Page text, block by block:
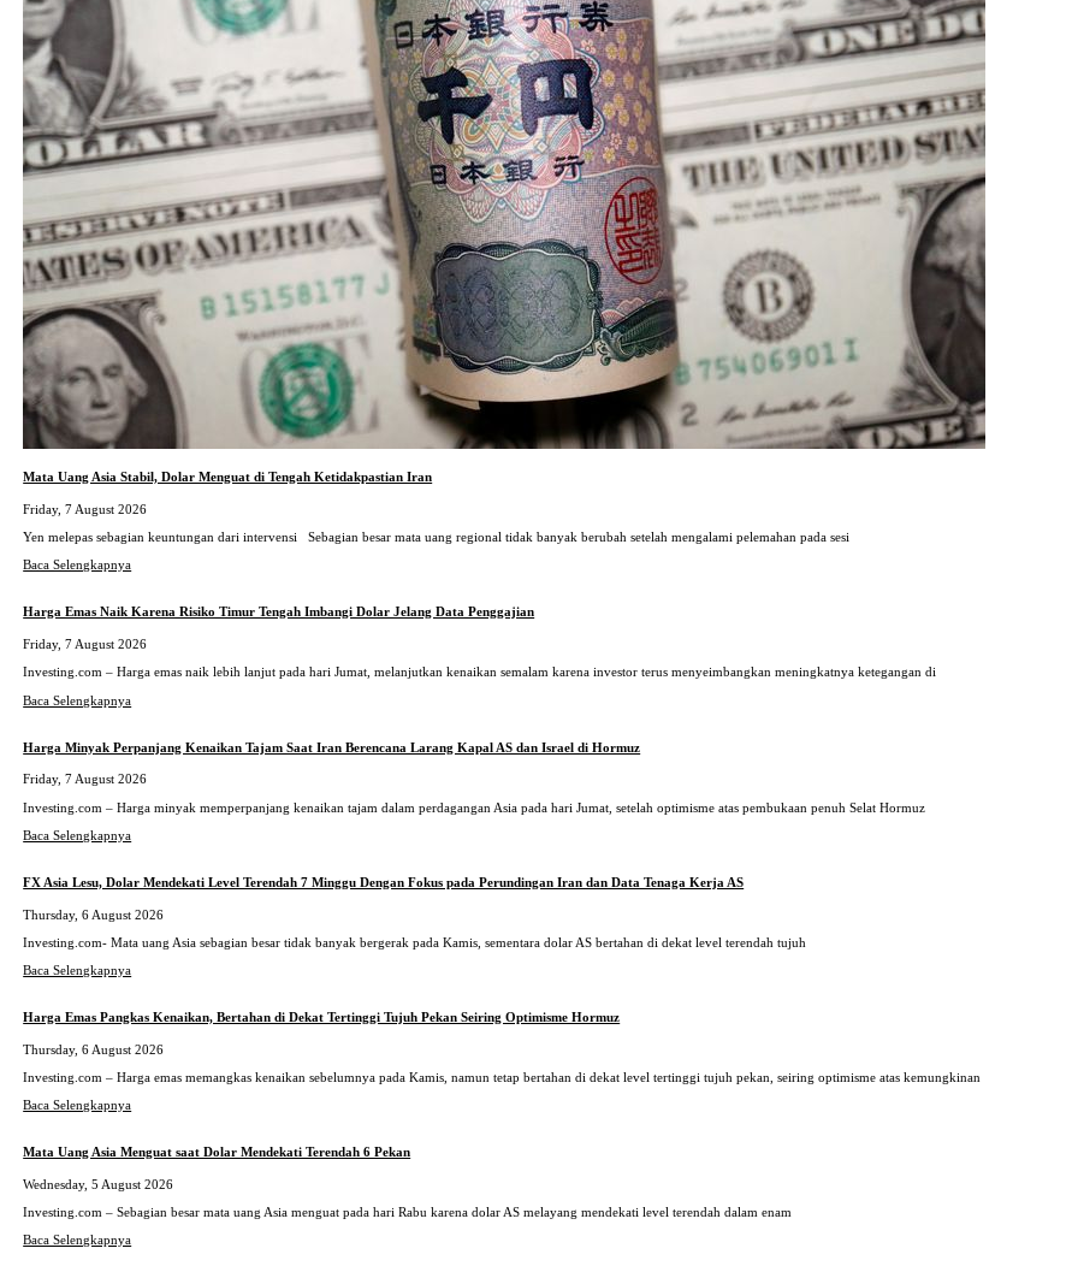
Mata Uang Asia Stabil, Dolar Menguat di Tengah Ketidakpastian Iran
Friday, 7 August 2026
Yen melepas sebagian keuntungan dari intervensi Sebagian besar mata uang regional tidak banyak berubah setelah mengalami pelemahan pada sesi
Baca Selengkapnya
Harga Emas Naik Karena Risiko Timur Tengah Imbangi Dolar Jelang Data Penggajian
Friday, 7 August 2026
Investing.com – Harga emas naik lebih lanjut pada hari Jumat, melanjutkan kenaikan semalam karena investor terus menyeimbangkan meningkatnya ketegangan di
Baca Selengkapnya
Harga Minyak Perpanjang Kenaikan Tajam Saat Iran Berencana Larang Kapal AS dan Israel di Hormuz
Friday, 7 August 2026
Investing.com – Harga minyak memperpanjang kenaikan tajam dalam perdagangan Asia pada hari Jumat, setelah optimisme atas pembukaan penuh Selat Hormuz
Baca Selengkapnya
FX Asia Lesu, Dolar Mendekati Level Terendah 7 Minggu Dengan Fokus pada Perundingan Iran dan Data Tenaga Kerja AS
Thursday, 6 August 2026
Investing.com- Mata uang Asia sebagian besar tidak banyak bergerak pada Kamis, sementara dolar AS bertahan di dekat level terendah tujuh
Baca Selengkapnya
Harga Emas Pangkas Kenaikan, Bertahan di Dekat Tertinggi Tujuh Pekan Seiring Optimisme Hormuz
Thursday, 6 August 2026
Investing.com – Harga emas memangkas kenaikan sebelumnya pada Kamis, namun tetap bertahan di dekat level tertinggi tujuh pekan, seiring optimisme atas kemungkinan
Baca Selengkapnya
Mata Uang Asia Menguat saat Dolar Mendekati Terendah 6 Pekan
Wednesday, 5 August 2026
Investing.com – Sebagian besar mata uang Asia menguat pada hari Rabu karena dolar AS melayang mendekati level terendah dalam enam
Baca Selengkapnya